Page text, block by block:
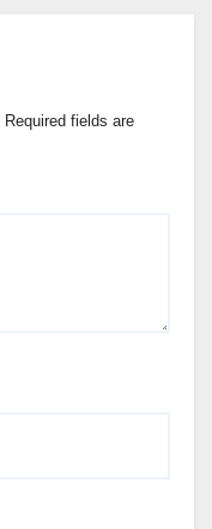
Required fields are